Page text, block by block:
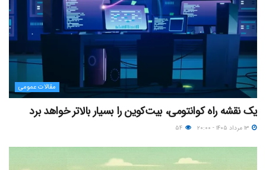
مقالات عمومی
یک نقشه راه کوانتومی، بیت‌کوین را بسیار بالاتر خواهد برد